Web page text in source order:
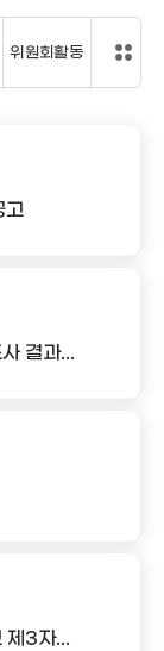
고
결과...
제3자...
위원회활동